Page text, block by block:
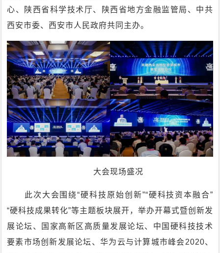
心、陕西省科学技术厅、陕西省地方金融监管局、中共
西安市委、西安市人民政府共同主办。
大会现场盛况
此次大会围绕“硬科技原始创新”“硬科技资本融合”
“硬科技成果转化”等主题板块展开，举办开幕式暨创新发
展论坛、国家高新区高质量发展论坛、中国硬科技技术
要素市场创新发展论坛、华为云与计算城市峰会2020、